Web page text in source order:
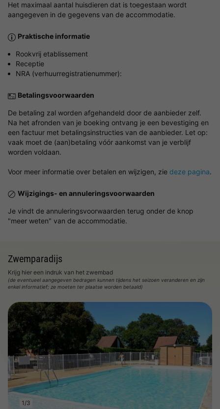
Het maximaal aantal huisdieren dat is toegestaan wordt
aangegeven in de gegevens van de accommodatie.
Praktische informatie
Rookvrij etablissement
Receptie
NRA (verhuurregistratienummer):
Betalingsvoorwaarden
De betaling zal worden afgehandeld door de aanbieder zelf.
Na het afronden van je boeking ontvang je een bevestiging en
een factuur met betalingsinstructies van de aanbieder. Let op:
vaak moet de (aan)betaling vóór aankomst van je verblijf
worden voldaan.
Voor meer informatie over betalen en wijzigen, zie deze pagina.
Wijzigings- en annuleringsvoorwaarden
Je vindt de annuleringsvoorwaarden terug onder de knop
"meer weten" van de accommodatie.
Zwemparadijs
Krijg hier een indruk van het zwembad
(de eventueel aangegeven bedragen kunnen tijdens het seizoen veranderen en zijn
enkel informatief; ze moeten ter plaatse worden betaald)
1/3